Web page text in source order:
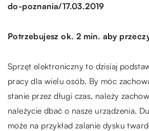
do-poznania/17.03.2019
Potrzebujesz ok. 2 min. aby
Sprzęt elektroniczny to dzisiaj
pracy dla wielu osób. By móc
stanie przez długi czas, należy
należycie dbać o nasze urządzenia.
może na przykład zalanie dysku